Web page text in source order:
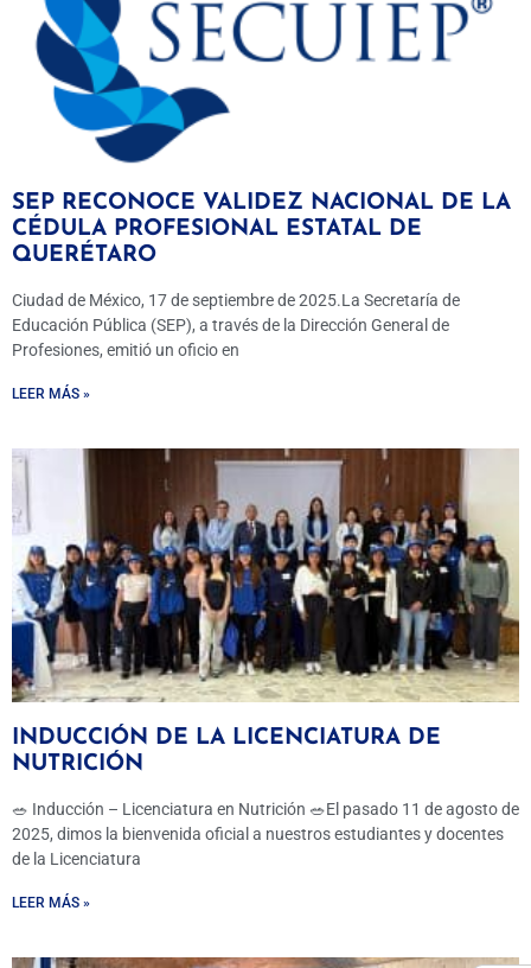
SEP RECONOCE VALIDEZ NACIONAL DE LA
CÉDULA PROFESIONAL ESTATAL DE
QUERÉTARO
Ciudad de México, 17 de septiembre de 2025.La Secretaría de
Educación Pública (SEP), a través de la Dirección General de
Profesiones, emitió un oficio en
LEER MÁS »
INDUCCIÓN DE LA LICENCIATURA DE
NUTRICIÓN
🥗 Inducción – Licenciatura en Nutrición 🥗El pasado 11 de agosto de
2025, dimos la bienvenida oficial a nuestros estudiantes y docentes
de la Licenciatura
LEER MÁS »